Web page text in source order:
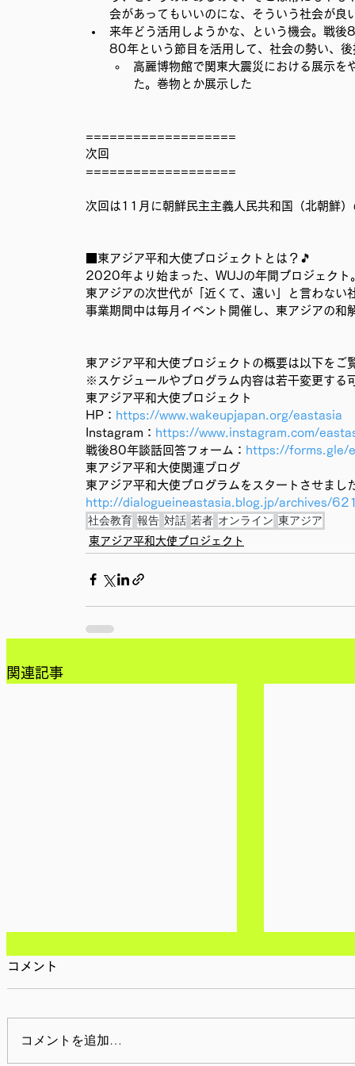
会があってもいいのにな、そういう社会が良
来年どう活用しようかな、という機会。戦
80年という節目を活用して、社会の勢い、
高麗博物館で関東大震災における展示
た。巻物とか展示した
===================
次回
===================
次回は11月に朝鮮民主主義人民共和国（北朝鮮
■東アジア平和大使プロジェクトとは？🎵
2020年より始まった、WUJの年間プロジェクト
東アジアの次世代が「近くて、遠い」と言わない
事業期間中は毎月イベント開催し、東アジアの
東アジア平和大使プロジェクトの概要は以下をご
※スケジュールやプログラム内容は若干変更する
東アジア平和大使プロジェクト
HP： https://www.wakeupjapan.org/eastasia
Instagram： https://www.instagram.com/
戦後80年談話回答フォーム： https://forms.gle/
東アジア平和大使関連ブログ
東アジア平和大使プログラムをスタートさせま
http://dialogueineastasia.blog.jp/archives/
社会教育 報告 対話 若者 オンライン 東アジア
東アジア平和大使プロジェクト
関連記事
コメント
コメントを追加…